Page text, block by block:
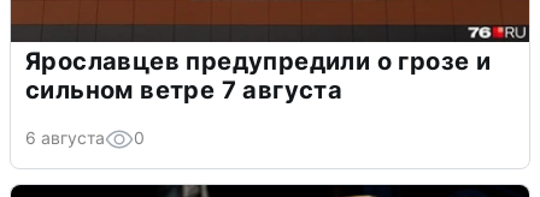
Ярославцев предупредили о грозе и
сильном ветре 7 августа
6 августа 0